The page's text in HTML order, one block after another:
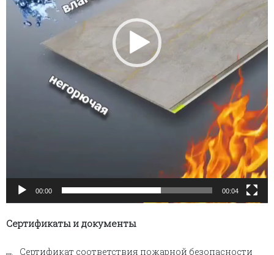
00:00 00:04
Сертификаты и документы
Сертификат соответствия пожарной безопасности